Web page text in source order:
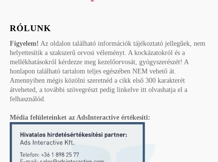
RÓLUNK
Figyelem! Az oldalon található információk tájékoztató jellegűek, nem
helyettesítik a szakszerű orvosi véleményt. A kockázatokról és a
mellékhatásokról kérdezze meg kezelőorvosát, gyógyszerészét! A
honlapon található tartalom teljes egészében NEM vehető át.
Amennyiben mégis közölni szeretnéd a cikk első 300 karakterét
átveheted, a további szövegrészt pedig linkelve itt olvashatja el a
felhasználód.
Média felületeinket az AdsInteractive értékesíti: